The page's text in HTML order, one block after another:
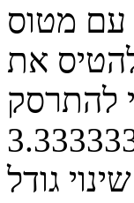
עם מטוס
את
להתרסק
שינוי גודל